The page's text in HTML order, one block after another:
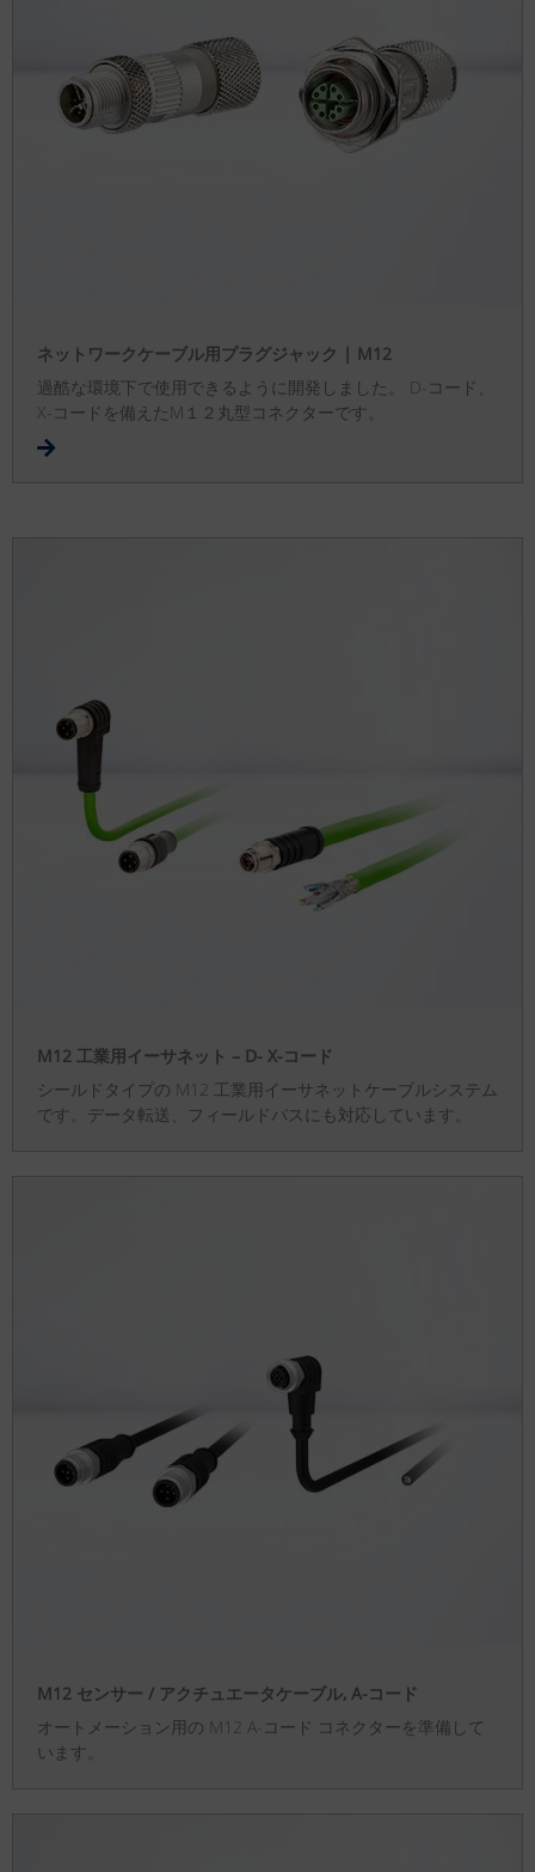
ネットワークケーブル用プラグジャック | M12
過酷な環境下で使用できるように開発しました。 D-コード、
X-コードを備えたM１２丸型コネクターです。
M12 工業用イーサネット – D- X-コード
シールドタイプの M12 工業用イーサネットケーブルシステム
です。データ転送、フィールドバスにも対応しています。
M12 センサー / アクチュエータケーブル, A-コード
オートメーション用の M12 A-コード コネクターを準備して
います。